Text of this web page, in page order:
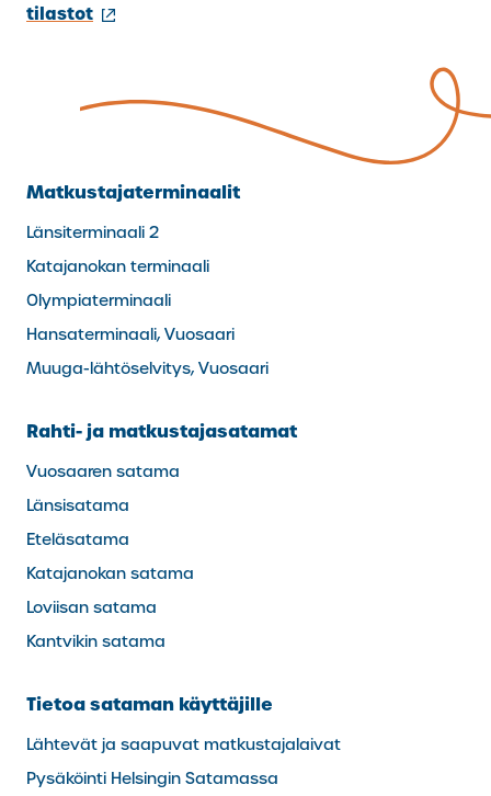
I
tilastot(ulkoinen
Matkustajaterminaalit
Länsiterminaali 2
Katajanokan terminaali
Olympiaterminaali
Hansaterminaali, Vuosaari
Muuga-lähtöselvitys, Vuosaari
Rahti- ja matkustajasatamat
Vuosaaren satama
Länsisatama
Eteläsatama
Katajanokan satama
Loviisan satama
Kantvikin satama
Tietoa sataman käyttäjille
Lähtevät ja saapuvat matkustajalaivat
Pysäköinti Helsingin Satamassa